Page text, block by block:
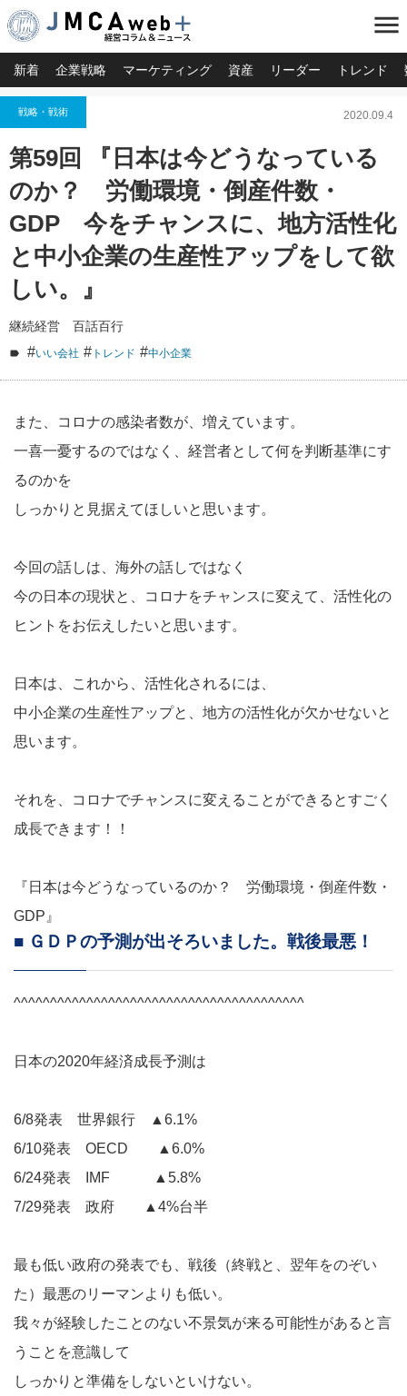
menu
新着 企業戦略 マーケティング 資産 リーダー トレンド
戦略・戦術 2020.09.4
第59回 『日本は今どうなっている
のか？ 労働環境・倒産件数・
GDP 今をチャンスに、地方活性化
と中小企業の生産性アップをして欲
しい。』
継続経営 百話百行
#いい会社 # トレンド #中小企業
また、コロナの感染者数が、増えています。
一喜一憂するのではなく、経営者として何を判断基準にす
るのかを
しっかりと見据えてほしいと思います。
今回の話しは、海外の話しではなく
今の日本の現状と、コロナをチャンスに変えて、活性化の
ヒントをお伝えしたいと思います。
日本は、これから、活性化されるには、
中小企業の生産性アップと、地方の活性化が欠かせないと
思います。
それを、コロナでチャンスに変えることができるとすごく
成長できます！！
『日本は今どうなっているのか？ 労働環境・倒産件数・
GDP』
■ ＧＤＰの予測が出そろいました。戦後最悪！
^^^^^^^^^^^^^^^^^^^^^^^^^^^^^^^^^^^^^^^^
日本の2020年経済成長予測は
6/8発表 世界銀行 ▲6.1%
6/10発表 OECD ▲6.0%
6/24発表 IMF ▲5.8%
7/29発表 政府 ▲4%台半
最も低い政府の発表でも、戦後（終戦と、翌年をのぞい
た）最悪のリーマンよりも低い。
我々が経験したことのない不景気が来る可能性があると言
うことを意識して
しっかりと準備をしないといけない。